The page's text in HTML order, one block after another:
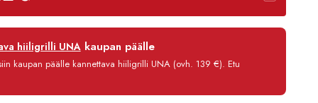
-
1799,00 €
hiiligrilli UNAkaupan päälle
kaupan päälle kannettava hiiligrilli UNA (ovh. 139 €). Etu